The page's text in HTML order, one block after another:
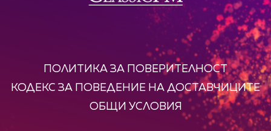
ПОЛИТИКА ЗА ПОВЕРИТЕЛНОСТ
КОДЕКС ЗА ПОВЕДЕНИЕ НА ДОСТАВЧИЦИТЕ
ОБЩИ УСЛОВИЯ